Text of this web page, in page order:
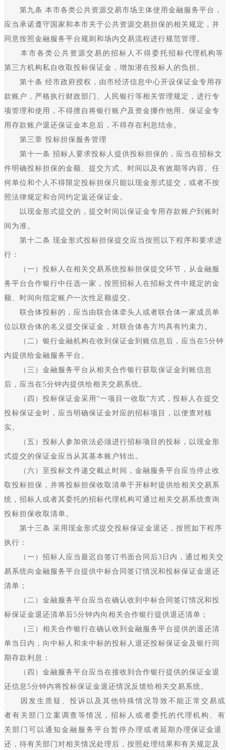
第九条 本市各类公共资源交易市场主体使用金融服务平台，
应当承诺遵守国家和本市关于公共资源交易担保的相关规定，并
同意按照金融服务平台规则和场内交易流程进行规范管理。
本市各类公共资源交易的招标人不得委托招标代理机构等
第三方机构私自收取投标保证金，增加潜在投标人的负担。
第十条 经市政府授权，由市经济信息中心开设保证金专用存
款账户，严格执行财政部门、人民银行等相关管理规定，进行专
项管理和使用，不得擅自将银行账户及资金挪作他用。保证金专
用存款账户退还保证金本息后，不得存在利息结余。
第三章 投标担保服务管理
第十一条 招标人要求投标人提供投标担保的，应当在招标文
件明确投标担保的金额、提交方式、时间以及有效期等内容。任
何单位和个人不得限定投标担保只能以现金形式提交，或者不按
照法律规定和合同约定返还保证金。
以现金形式提交的，提交时间以保证金专用存款账户到账时
间为准。
第十二条 现金形式投标担保提交应当按照以下程序和要求进
行：
（一）投标人在相关交易系统投标担保提交环节，从金融服
务平台合作银行中任选一家，按照招标人在招标文件中规定的金
额、时间向指定账户一次性足额提交。
联合体投标的，应当由联合体牵头人或者联合体一家成员单
位以联合体的名义提交保证金，对联合体各方均具有约束力。
（二）银行金融机构在收到保证金到账信息后，应当在5分钟
内提供给金融服务平台。
（三）金融服务平台从相关合作银行获取保证金到账信息
后，应当在5分钟内提供给相关交易系统。
（四）投标保证金采用“一项目一收取”方式，投标人在提交
投标保证金时，应当明确保证金对应的招标项目，以便查对核
实。
（五）投标人参加依法必须进行招标项目的投标，以现金形
式提交的保证金应当从其基本账户转出。
（六）至投标文件递交截止时间，金融服务平台应当停止收
取投标担保，并将投标担保收取清单于开标时提供给相关交易系
统，招标人或者其委托的招标代理机构可通过相关交易系统查询
投标担保收取清单。
第十三条 采用现金形式提交投标保证金退还，按照如下程序
执行：
（一）招标人应当最迟自签订书面合同后3日内，通过相关交
易系统向金融服务平台提供中标合同签订情况和投标保证金退还
清单；
（二）金融服务平台应当在确认收到中标合同签订情况和投
标保证金退还清单后5分钟内向相关合作银行提供退还清单；
（三）相关合作银行在确认收到金融服务平台提供的退还清
单当日内，向中标人和未中标的投标人退还投标保证金及银行同
期存款利息；
（四）金融服务平台应当在接收到合作银行提供的保证金退
还信息5分钟内将投标保证金退还情况反馈给相关交易系统。
因发生质疑、投诉以及其他特殊情况导致不能正常交易或
者有关部门立案调查等情况，招标人或者委托的代理机构、有
关部门可以通知金融服务平台暂停办理或者延期办理保证金退
还，待有关部门对相关情况处理后，按照处理结果和有关规定及